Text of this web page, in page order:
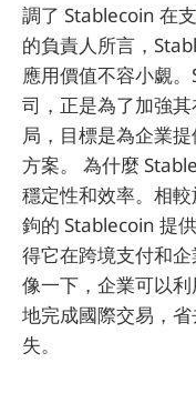
調了 Stablecoin 在
的負責人所言，
應用價值不容小覷
司，正是為了加強
局，目標是為企業
方案。 為什麼
穩定性和效率。相
鉤的 Stablecoin 提
得它在跨境支付和
像一下，企業可以
地完成國際交易，
失。